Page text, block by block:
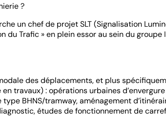
?
un chef de projet SLT (Signalisation
Trafic » en plein essor au sein du groupe
des déplacements, et plus
travaux) : opérations urbaines
BHNS/tramway, aménagement
études de fonctionnement de